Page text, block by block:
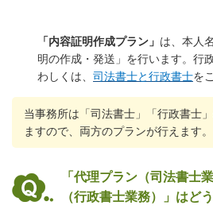
「内容証明作成プラン」 は、本人
明の作成・発送」を行います。行
わしくは、 司法書士と行政書士を
当事務所は「司法書士」「行政書士
ますので、両方のプランが行えます。
「代理プラン （司法書士業
（行政書士業務）
」はど